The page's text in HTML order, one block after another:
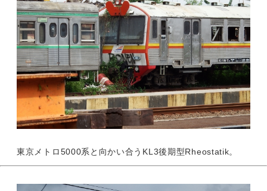
東京メトロ5000系と向かい合うKL3後期型Rheostatik。